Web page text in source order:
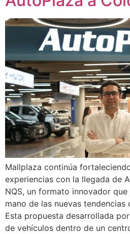
Mallplaza continúa
experiencias con la llegada de
NQS, un formato innovador
mano de las nuevas tendencias
Esta propuesta desarrollada
de vehículos dentro de un